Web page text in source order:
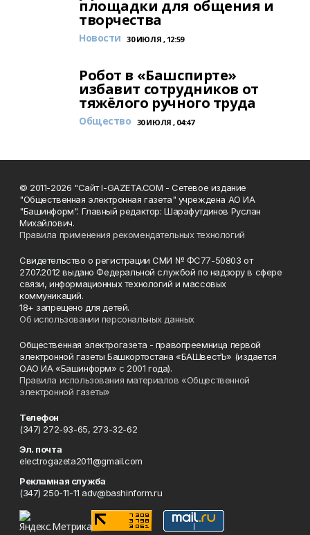
площадки для общения и
творчества
Новости 30 ИЮЛЯ , 12:59
Робот в «Башспирте»
избавит сотрудников от
тяжёлого ручного труда
Общество 30 ИЮЛЯ , 04:47
© 2011-2026 "Сайт I-GAZETA.COM - Сетевое издание
"Общественная электронная газета" учреждена АО ИА
"Башинформ". Главный редактор: Шарафутдинов Руслан
Михайлович.
Правила применения рекомендательных технологий
Свидетельство о регистрации СМИ № ФС77-50803 от
27.07.2012 выдано Федеральной службой по надзору в сфере
связи, информационных технологий и массовых
коммуникаций.
18+ запрещено для детей.
Об использовании персональных данных
Общественная электрогазета - правопреемница первой
электронной газеты Башкортостана «БАШвестЪ» (издается
ОАО ИА «Башинформ» с 2001 года).
Правила использования материалов «Общественной
электронной газеты»
Телефон
(347) 272-93-65, 273-32-62
Эл. почта
electrogazeta2011@gmail.com
Рекламная служба
(347) 250-11-11 adv@bashinform.ru